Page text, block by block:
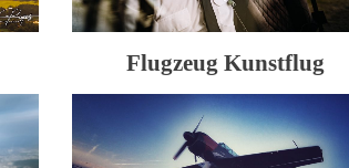
Flugzeug Kunstflug